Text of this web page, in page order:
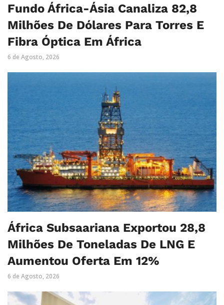
Fundo África-Ásia Canaliza 82,8
Milhões De Dólares Para Torres E
Fibra Óptica Em África
6 de Agosto, 2026
África Subsaariana Exportou 28,8
Milhões De Toneladas De LNG E
Aumentou Oferta Em 12%
6 de Agosto, 2026